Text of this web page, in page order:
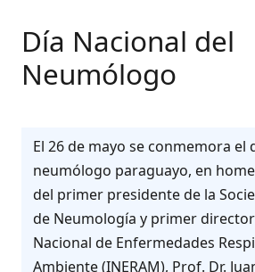
Día Nacional del
Neumólogo
El 26 de mayo se conmemora el
neumólogo paraguayo, en
del primer presidente de la
de Neumología y primer
Nacional de Enfermedades
Ambiente (INERAM), Prof. Dr.